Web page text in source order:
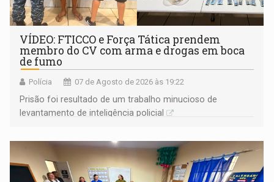
VÍDEO: FTICCO e Força Tática prendem
membro do CV com arma e drogas em boca
de fumo
Polícia 07 de Agosto de 2026 às 19:22
Prisão foi resultado de um trabalho minucioso de
levantamento de inteligência policial